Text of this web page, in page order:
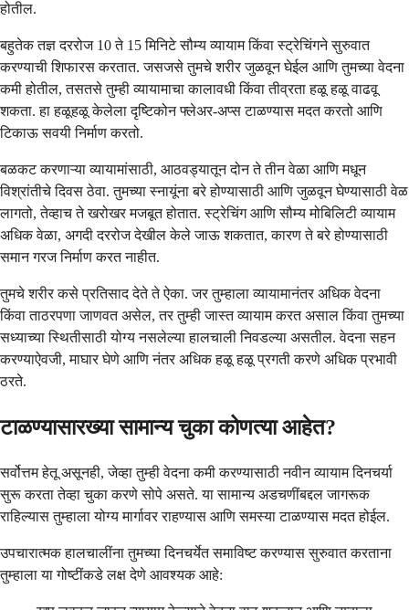
होतील.
बहुतेक तज्ञ दररोज 10 ते 15 मिनिटे सौम्य व्यायाम किंवा स्ट्रेचिंगने सुरुवात
करण्याची शिफारस करतात. जसजसे तुमचे शरीर जुळवून घेईल आणि तुमच्या वेदना
कमी होतील, तसतसे तुम्ही व्यायामाचा कालावधी किंवा तीव्रता हळू हळू वाढवू
शकता. हा हळूहळू केलेला दृष्टिकोन फ्लेअर-अप्स टाळण्यास मदत करतो आणि
टिकाऊ सवयी निर्माण करतो.
बळकट करणाऱ्या व्यायामांसाठी, आठवड्यातून दोन ते तीन वेळा आणि मधून
विश्रांतीचे दिवस ठेवा. तुमच्या स्नायूंना बरे होण्यासाठी आणि जुळवून घेण्यासाठी वेळ
लागतो, तेव्हाच ते खरोखर मजबूत होतात. स्ट्रेचिंग आणि सौम्य मोबिलिटी व्यायाम
अधिक वेळा, अगदी दररोज देखील केले जाऊ शकतात, कारण ते बरे होण्यासाठी
समान गरज निर्माण करत नाहीत.
तुमचे शरीर कसे प्रतिसाद देते ते ऐका. जर तुम्हाला व्यायामानंतर अधिक वेदना
किंवा ताठरपणा जाणवत असेल, तर तुम्ही जास्त व्यायाम करत असाल किंवा तुमच्या
सध्याच्या स्थितीसाठी योग्य नसलेल्या हालचाली निवडल्या असतील. वेदना सहन
करण्याऐवजी, माघार घेणे आणि नंतर अधिक हळू हळू प्रगती करणे अधिक प्रभावी
ठरते.
टाळण्यासारख्या सामान्य चुका कोणत्या आहेत?
सर्वोत्तम हेतू असूनही, जेव्हा तुम्ही वेदना कमी करण्यासाठी नवीन व्यायाम दिनचर्या
सुरू करता तेव्हा चुका करणे सोपे असते. या सामान्य अडचणींबद्दल जागरूक
राहिल्यास तुम्हाला योग्य मार्गावर राहण्यास आणि समस्या टाळण्यास मदत होईल.
उपचारात्मक हालचालींना तुमच्या दिनचर्येत समाविष्ट करण्यास सुरुवात करताना
तुम्हाला या गोष्टींकडे लक्ष देणे आवश्यक आहे: